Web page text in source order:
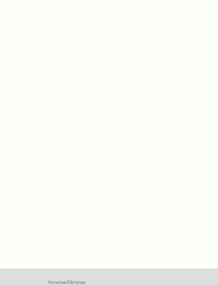
Anreise/Abreise: